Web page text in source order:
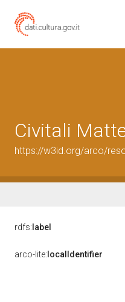
Civitali
https://w3id.org/arco/
rdfs: label
arco-lite: localIdentifier